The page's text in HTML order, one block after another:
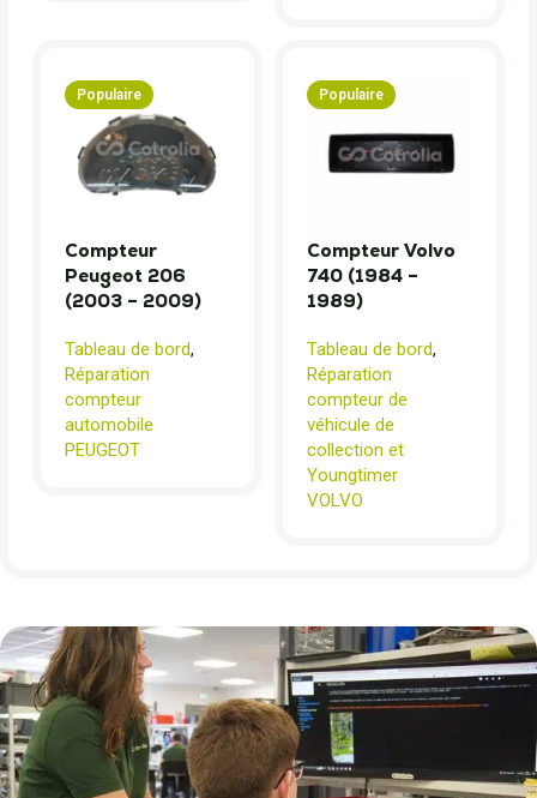
Populaire
Compteur
Peugeot 206
(2003 – 2009)
Tableau de bord,
Réparation
compteur
automobile
PEUGEOT
Populaire
Compteur Volvo
740 (1984 –
1989)
Tableau de bord,
Réparation
compteur de
véhicule de
collection et
Youngtimer
VOLVO